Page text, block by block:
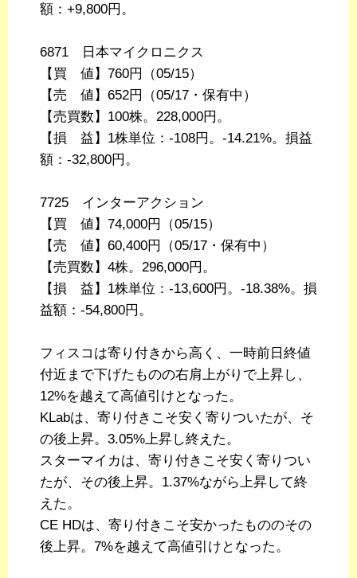
額：+9,800円。
6871 日本マイクロニクス
【買 値】760円（05/15）
【売 値】652円（05/17・保有中）
【売買数】100株。228,000円。
【損 益】1株単位：-108円。-14.21%。損益
額：-32,800円。
7725 インターアクション
【買 値】74,000円（05/15）
【売 値】60,400円（05/17・保有中）
【売買数】4株。296,000円。
【損 益】1株単位：-13,600円。-18.38%。損
益額：-54,800円。
フィスコは寄り付きから高く、一時前日終値
付近まで下げたものの右肩上がりで上昇し、
12%を越えて高値引けとなった。
KLabは、寄り付きこそ安く寄りついたが、そ
の後上昇。3.05%上昇し終えた。
スターマイカは、寄り付きこそ安く寄りつい
たが、その後上昇。1.37%ながら上昇して終
えた。
CE HDは、寄り付きこそ安かったもののその
後上昇。7%を越えて高値引けとなった。